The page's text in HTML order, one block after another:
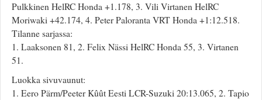
Pulkkinen HelRC Honda +1.178, 3. Vili Virtanen HelRC
Moriwaki +42.174, 4. Peter Paloranta VRT Honda +1:12.518.
Tilanne sarjassa:
1. Laaksonen 81, 2. Felix Nässi HelRC Honda 55, 3. Virtanen
51.
Luokka sivuvaunut:
1. Eero Pärm/Peeter Kûût Eesti LCR-Suzuki 20:13.065, 2. Tapio